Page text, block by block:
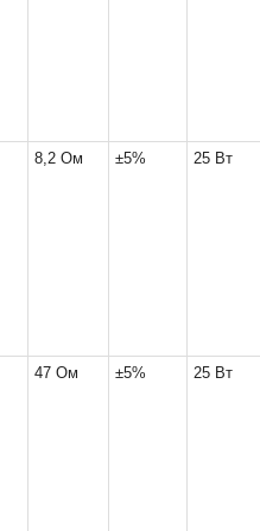
8,2 Ом ±5% 25 Вт
47 Ом ±5% 25 Вт